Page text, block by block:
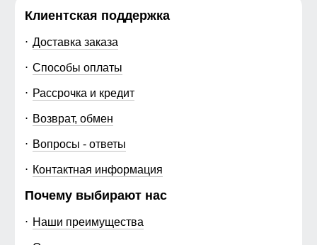
Клиентская поддержка
Доставка заказа
Способы оплаты
Рассрочка и кредит
Возврат, обмен
Вопросы - ответы
Контактная информация
Почему выбирают нас
Наши преимущества